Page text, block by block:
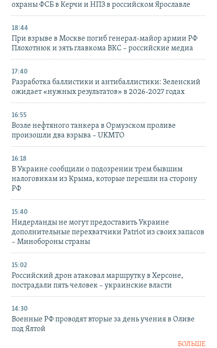
охраны ФСБ в Керчи и НПЗ в российском Ярославле
18:44
При взрыве в Москве погиб генерал-майор армии РФ
Плохотнюк и зять главкома ВКС – российские медиа
17:40
Разработка баллистики и антибаллистики: Зеленский
ожидает «нужных результатов» в 2026-2027 годах
16:55
Возле нефтяного танкера в Ормузском проливе
произошли два взрыва – UKMTO
16:18
В Украине сообщили о подозрении трем бывшим
налоговикам из Крыма, которые перешли на сторону
РФ
15:40
Нидерланды не могут предоставить Украине
дополнительные перехватчики Patriot из своих запасов
– Минобороны страны
15:02
Российский дрон атаковал маршрутку в Херсоне,
пострадали пять человек – украинские власти
14:30
Военные РФ проводят вторые за день учения в Оливе
под Ялтой
БОЛЬШЕ